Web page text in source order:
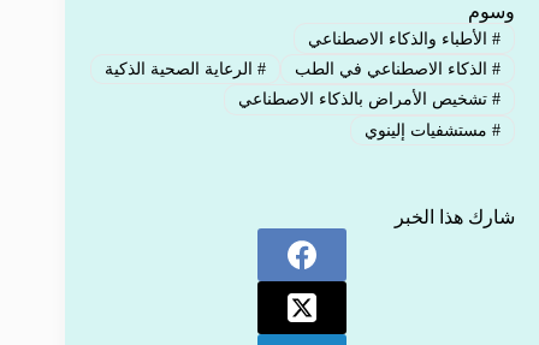
وسوم
#الأطباء والذكاء الاصطناعي
#الذكاء الاصطناعي في الطب #الرعاية الصحية الذكية
#تشخيص الأمراض بالذكاء الاصطناعي
#مستشفيات إلينوي
شارك هذا الخبر